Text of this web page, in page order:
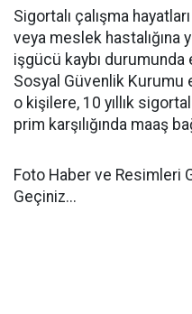
Sigortalı çalışma
veya meslek hastalığına
işgücü kaybı
Sosyal Güvenlik
o kişilere, 10 yıllık
prim karşılığında maaş
Foto Haber ve Resimleri
Geçiniz...